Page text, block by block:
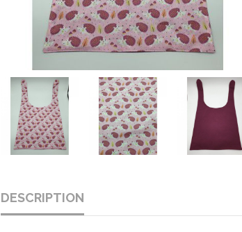
DESCRIPTION